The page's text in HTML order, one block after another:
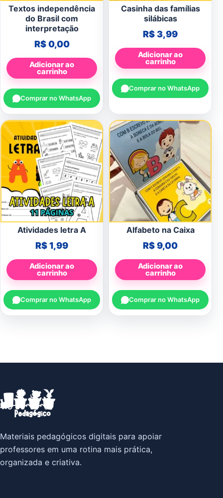
Textos independência
do Brasil com
interpretação
R$0,00
Adicionar ao
carrinho
Comprar no WhatsApp
Casinha das famílias
silábicas
R$3,99
Adicionar ao
carrinho
Comprar no WhatsApp
Atividades letra A
R$1,99
Adicionar ao
carrinho
Comprar no WhatsApp
Alfabeto na Caixa
R$9,00
Adicionar ao
carrinho
Comprar no WhatsApp
Materiais pedagógicos digitais para apoiar
professores em uma rotina mais prática,
organizada e criativa.